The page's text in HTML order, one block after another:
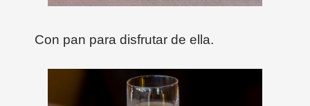
Con pan para disfrutar de ella.